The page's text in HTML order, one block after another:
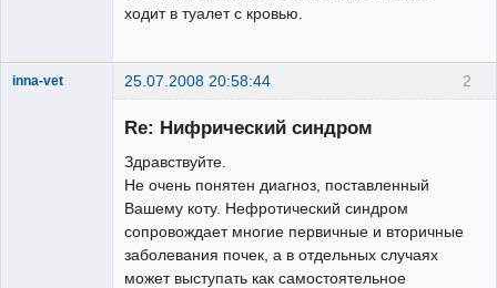
ходит в туалет с кровью.
2
inna-vet 25.07.2008 20:58:44
Зарегистрированный
Re: Нифрический синдром
Здравствуйте.
Не очень понятен диагноз, поставленный
Вашему коту. Нефротический синдром
сопровождает многие первичные и вторичные
заболевания почек, а в отдельных случаях
может выступать как самостоятельное